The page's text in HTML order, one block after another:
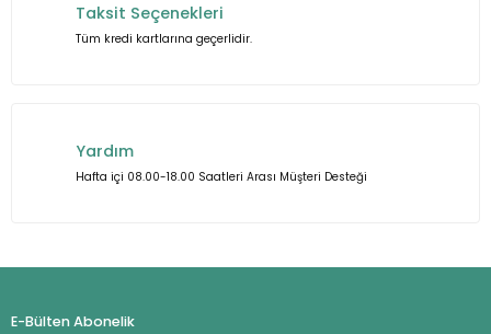
Taksit Seçenekleri
Tüm kredi kartlarına geçerlidir.
Yardım
Hafta içi 08.00-18.00 Saatleri Arası Müşteri Desteği
E-Bülten Abonelik